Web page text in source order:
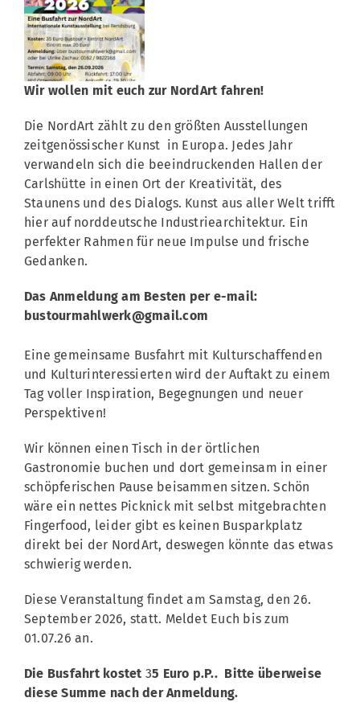
Wir wollen mit euch zur NordArt fahren!
Die NordArt zählt zu den größten Ausstellungen
zeitgenössischer Kunst in Europa. Jedes Jahr
verwandeln sich die beeindruckenden Hallen der
Carlshütte in einen Ort der Kreativität, des
Staunens und des Dialogs. Kunst aus aller Welt trifft
hier auf norddeutsche Industriearchitektur. Ein
perfekter Rahmen für neue Impulse und frische
Gedanken.
Das Anmeldung am Besten per e-mail:
bustourmahlwerk@gmail.com
Eine gemeinsame Busfahrt mit Kulturschaffenden
und Kulturinteressierten wird der Auftakt zu einem
Tag voller Inspiration, Begegnungen und neuer
Perspektiven!
Wir können einen Tisch in der örtlichen
Gastronomie buchen und dort gemeinsam in einer
schöpferischen Pause beisammen sitzen. Schön
wäre ein nettes Picknick mit selbst mitgebrachten
Fingerfood, leider gibt es keinen Busparkplatz
direkt bei der NordArt, deswegen könnte das etwas
schwierig werden.
Diese Veranstaltung findet am Samstag, den 26.
September 2026, statt. Meldet Euch bis zum
01.07.26 an.
Die Busfahrt kostet 35 Euro p.P.. Bitte überweise
diese Summe nach der Anmeldung.